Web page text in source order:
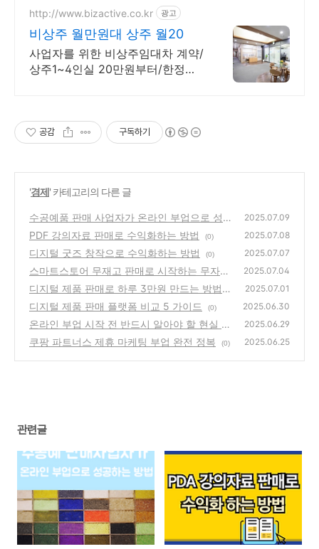
용 가능
http://www.bizactive.co.kr 광고
비상주 월만원대 상주 월20
사업자를 위한 비상주임대차 계약/
상주1~4인실 20만원부터/한정이
공감 구독하기
'경제' 카테고리의 다른 글
수공예품 판매 사업자가 온라인 부업으로 성공
하는 방법
(0)
2025.07.09
PDF 강의자료 판매로 수익화하는 방법 (0) 2025.07.08
디지털 굿즈 창작으로 수익화하는 방법 (0) 2025.07.07
스마트스토어 무재고 판매로 시작하는 무자본
부업 가이드
(0)
2025.07.04
디지털 제품 판매로 하루 3만원 만드는 방법
(0)
2025.07.01
디지털 제품 판매 플랫폼 비교 5 가이드 (0) 2025.06.30
온라인 부업 시작 전 반드시 알아야 할 현실 조
언
(0)
2025.06.29
쿠팡 파트너스 제휴 마케팅 부업 완전 정복 (0) 2025.06.25
관련글